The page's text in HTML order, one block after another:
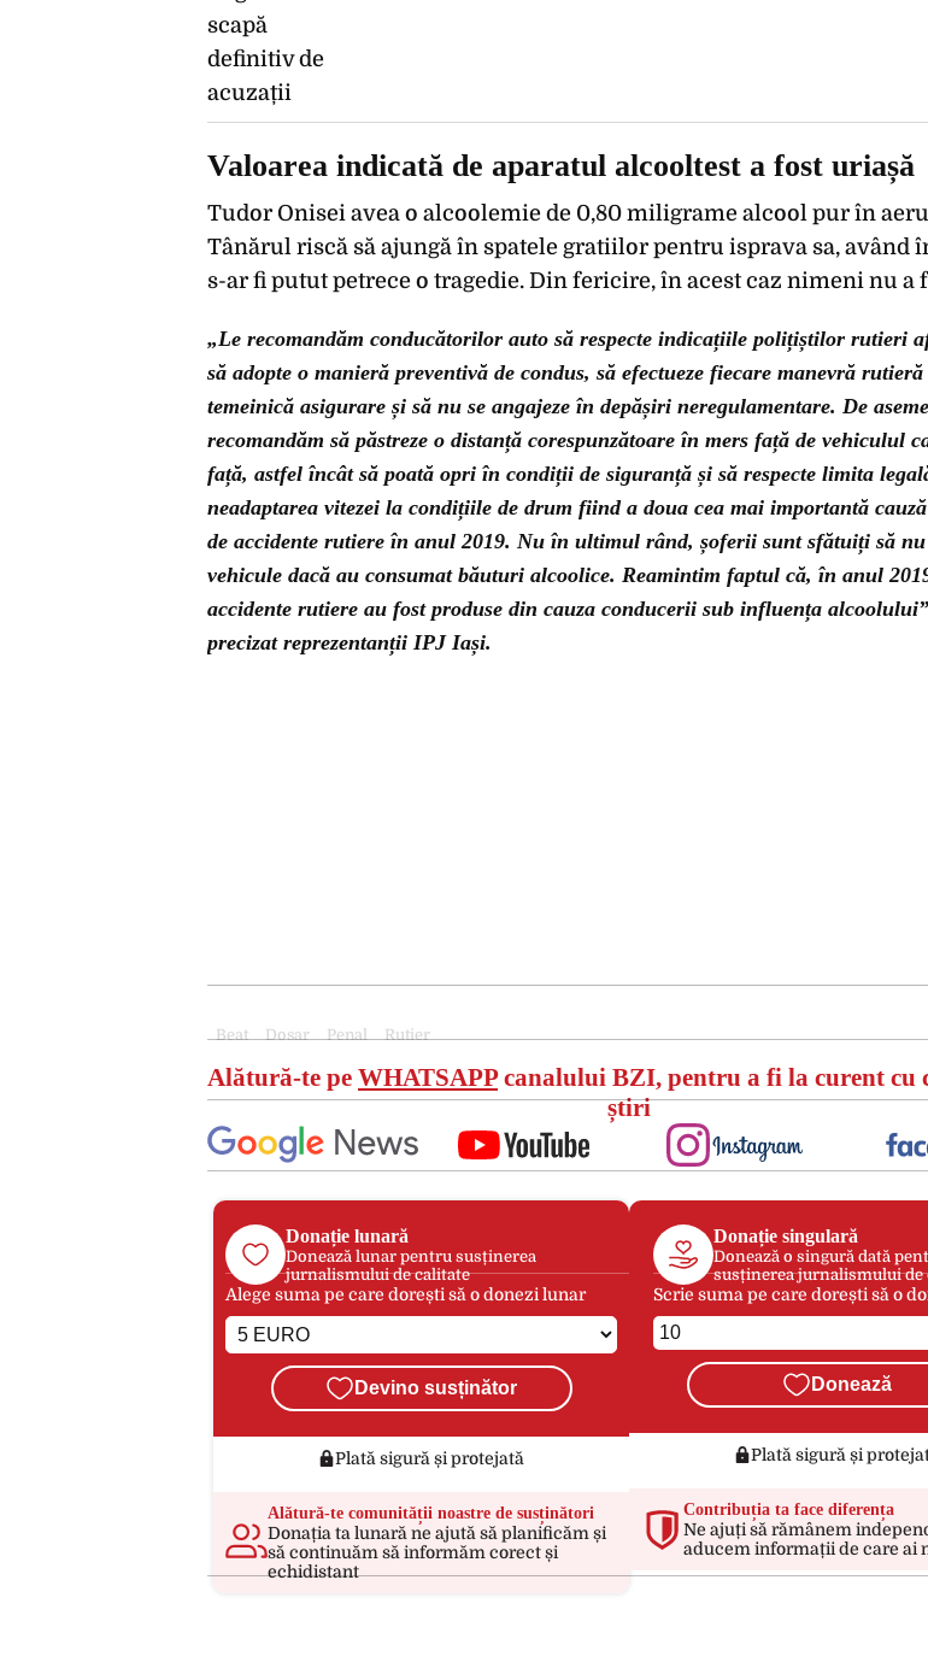
Valoarea indicată de aparatul alcooltest a fost uriașă
Tudor Onisei avea o alcoolemie de 0,80 miligrame alcool pur în
Tânărul riscă să ajungă în spatele gratiilor pentru isprava sa, având
s-ar fi putut petrece o tragedie. Din fericire, în acest caz nimeni nu a
„Le recomandăm conducătorilor auto să respecte indicațiile polițiștilor rutieri
să adopte o manieră preventivă de condus, să efectueze fiecare manevră
temeinică asigurare și să nu se angajeze în depășiri neregulamentare. De
recomandăm să păstreze o distanță corespunzătoare în mers față de vehiculul
față, astfel încât să poată opri în condiții de siguranță și să respecte limita
neadaptarea vitezei la condițiile de drum fiind a doua cea mai importantă
de accidente rutiere în anul 2019. Nu în ultimul rând, șoferii sunt sfătuiți să
vehicule dacă au consumat băuturi alcoolice. Reamintim faptul că, în anul
accidente rutiere au fost produse din cauza conducerii sub influența
precizat reprezentanții IPJ Iași.
Beat Dosar Penal Rutier
Alătură-te pe WHATSAPPcanalului BZI, pentru a fi la curent cu
știri
Donație lunară
Donează lunar pentru susținerea
jurnalismului de calitate
Alege suma pe care dorești să o donezi lunar
Devino susținător
Plată sigură și protejată
Alătură-te comunității noastre de susținători
Donația ta lunară ne ajută să planificăm și
să continuăm să informăm corect și
echidistant
Donație singulară
Donează o singură dată
susținerea jurnalismului de
Scrie suma pe care dorești să o
Donează
Plată sigură și
Contribuția ta face diferența
Ne ajuți să rămânem
aducem informații de care ai